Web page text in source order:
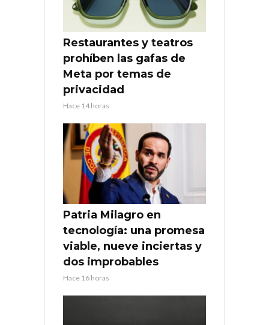
Restaurantes y teatros
prohíben las gafas de
Meta por temas de
privacidad
Hace 14 horas
Patria Milagro en
tecnología: una promesa
viable, nueve inciertas y
dos improbables
Hace 16 horas